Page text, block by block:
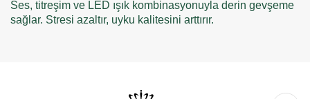
Ses, titreşim ve LED ışık kombinasyonuyla derin gevşeme
sağlar. Stresi azaltır, uyku kalitesini arttırır.